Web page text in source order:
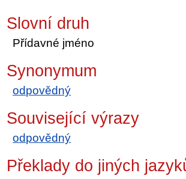
Slovní druh
Přídavné jméno
Synonymum
odpovědný
Související výrazy
odpovědný
Překlady do jiných